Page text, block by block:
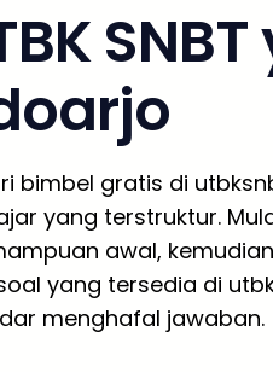
bimbel gratis di
yang terstruktur.
awal,
yang tersedia di
menghafal jawaban.